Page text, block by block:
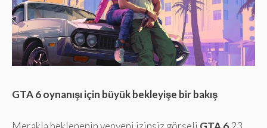
GTA 6 oynanışı için büyük bekleyişe bir bakış